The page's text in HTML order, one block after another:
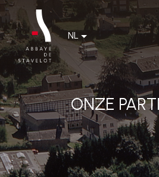
NL
ONZE